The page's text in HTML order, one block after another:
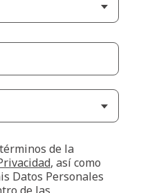
de la
, así como
Datos Personales